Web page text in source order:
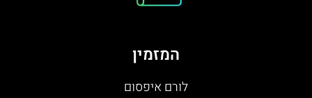
המזמין
לורם איפסום